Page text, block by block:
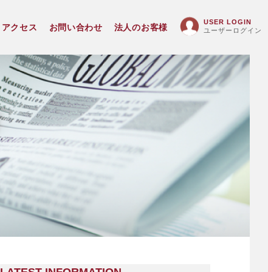
アクセス お問い合わせ 法人のお客様
USER LOGIN
ユーザーログイン